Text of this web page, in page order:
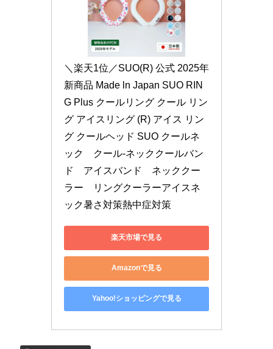
＼楽天1位／SUO(R) 公式 2025年
新商品 Made ln Japan SUO RIN
G Plus クールリング クール リン
グ アイスリング (R) アイス リン
グ クールヘッド SUO クールネ
ック　クール-ネッククールバン
ド　アイスバンド　ネッククー
ラー　リングクーラーアイスネ
ック暑さ対策熱中症対策
楽天市場で見る
Amazonで見る
Yahoo!ショッピングで見る